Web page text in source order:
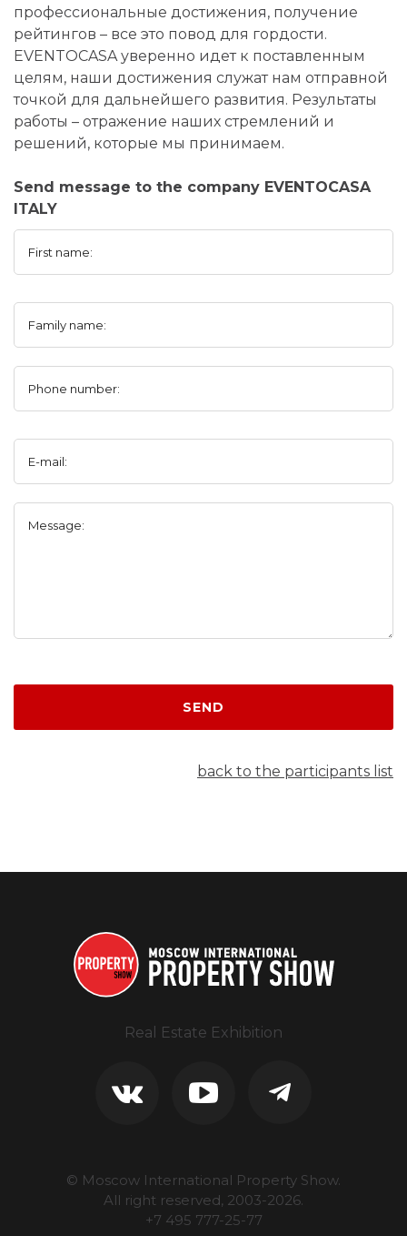
профессиональные достижения, получение
рейтингов – все это повод для гордости.
EVENTOCASA уверенно идет к поставленным
целям, наши достижения служат нам отправной
точкой для дальнейшего развития. Результаты
работы – отражение наших стремлений и
решений, которые мы принимаем.
Send message to the company EVENTOCASA
ITALY
First name:
Family name:
Phone number:
E-mail:
Message:
SEND
back to the participants list
Real Estate Exhibition
© Moscow International Property Show.
All right reserved, 2003-2026.
+7 495 777-25-77